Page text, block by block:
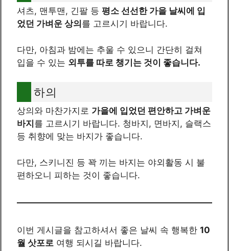
셔츠, 맨투맨, 긴팔 등 평소 선선한 가을 날씨에 입
었던 가벼운 상의 를 고르시기 바랍니다.
다만, 아침과 밤에는 추울 수 있으니 간단히 걸쳐
입을 수 있는 외투를 따로 챙기는 것이 좋습니다.
하의
상의와 마찬가지로 가을에 입었던 편안하고 가벼운
바지 를 고르시기 바랍니다. 청바지, 면바지, 슬랙스
등 취향에 맞는 바지가 좋습니다.
다만, 스키니진 등 꽉 끼는 바지는 야외활동 시 불
편하오니 피하는 것이 좋습니다.
이번 게시글을 참고하셔서 좋은 날씨 속 행복한 10
월 삿포로 여행 되시길 바랍니다.